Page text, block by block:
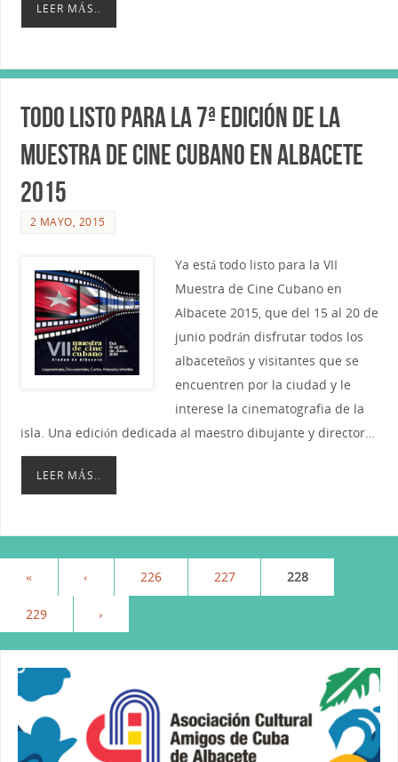
LEER MÁS..
Todo listo para la 7ª edición de la
Muestra de Cine Cubano en Albacete
2015
2 MAYO, 2015
Ya está todo listo para la VII
Muestra de Cine Cubano en
Albacete 2015, que del 15 al 20 de
junio podrán disfrutar todos los
albaceteños y visitantes que se
encuentren por la ciudad y le
interese la cinematografia de la
isla. Una edición dedicada al maestro dibujante y director…
LEER MÁS..
« ‹ 226 227 228
229 ›